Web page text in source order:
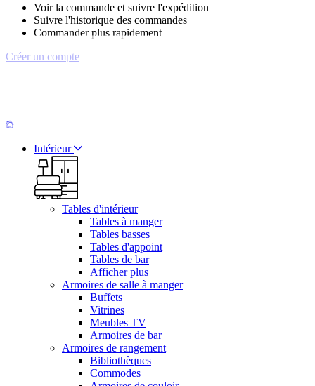
Voir la commande et suivre l'expédition
Suivre l'historique des commandes
Commander plus rapidement
Créer un compte
Intérieur
Tables d'intérieur
Tables à manger
Tables basses
Tables d'appoint
Tables de bar
Afficher plus
Armoires de salle à manger
Buffets
Vitrines
Meubles TV
Armoires de bar
Armoires de rangement
Bibliothèques
Commodes